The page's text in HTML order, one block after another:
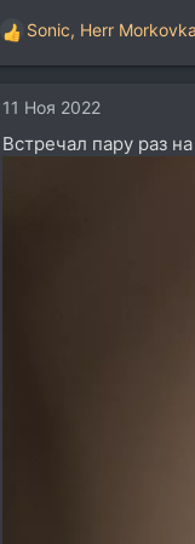
Р
е
к
ц
и
Sonic, Herr Morkovka
11 Ноя 2022
Встречал пару раз